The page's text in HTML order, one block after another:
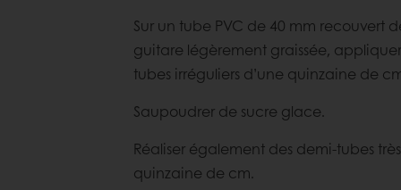
Sur un tube PVC de 40 mm recouvert
guitare légèrement graissée,
tubes irréguliers d’une quinzaine de
Saupoudrer de sucre glace.
Réaliser également des demi-tubes
quinzaine de cm.